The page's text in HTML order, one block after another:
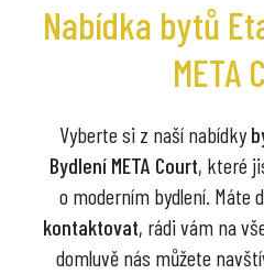
Nabídka bytů
META
Vyberte si z naší nabídky
Bydlení META Court, které
o moderním bydlení. Máte
kontaktovat, rádi vám na
domluvě nás můžete